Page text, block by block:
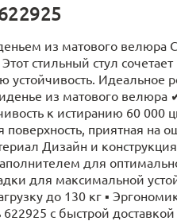
из матового
стильный стул
устойчивость. Идеальное
из матового велюра
к истиранию 60 000
поверхность, приятная
Дизайн и
для
для максимальной
до 130 кг ▪
с быстрой